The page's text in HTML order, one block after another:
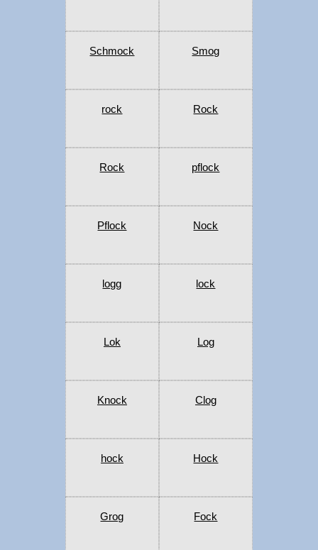
Schmock Smog
rock Rock
Rock pflock
Pflock Nock
logg lock
Lok Log
Knock Clog
hock Hock
Grog Fock